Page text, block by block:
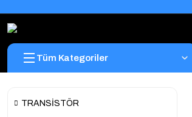
Tüm Kategoriler
TRANSİSTÖR